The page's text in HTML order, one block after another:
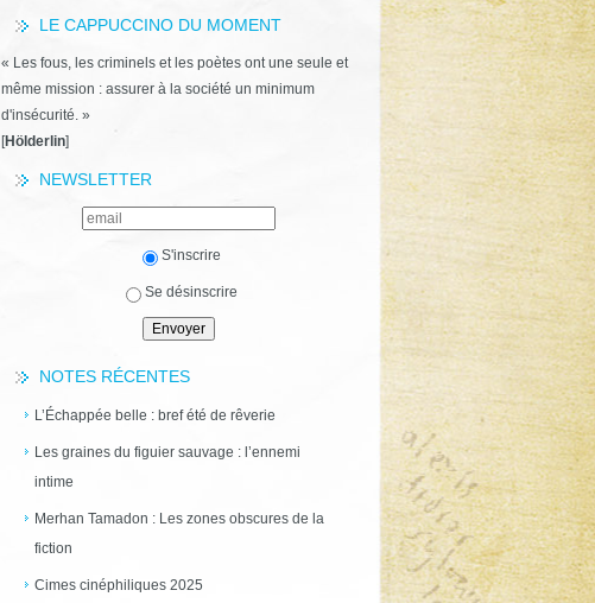
LE CAPPUCCINO DU MOMENT
« Les fous, les criminels et les poètes ont une seule et
même mission : assurer à la société un minimum
d'insécurité. »
[Hölderlin]
NEWSLETTER
S'inscrire
Se désinscrire
NOTES RÉCENTES
L’Échappée belle : bref été de rêverie
Les graines du figuier sauvage : l’ennemi
intime
Merhan Tamadon : Les zones obscures de la
fiction
Cimes cinéphiliques 2025